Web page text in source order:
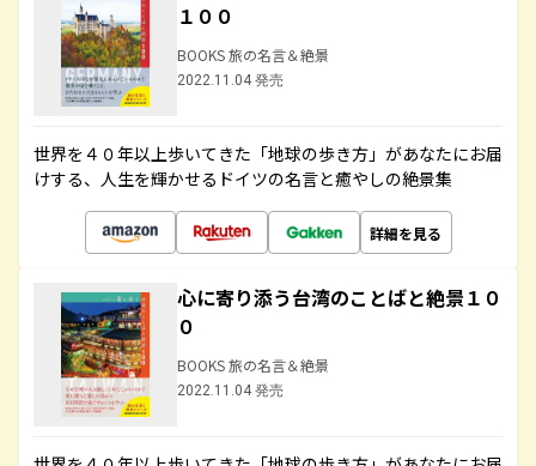
１００
BOOKS 旅の名言＆絶景
2022.11.04 発売
世界を４０年以上歩いてきた「地球の歩き方」があなたにお届
けする、人生を輝かせるドイツの名言と癒やしの絶景集
詳細を見る
心に寄り添う台湾のことばと絶景１０
０
BOOKS 旅の名言＆絶景
2022.11.04 発売